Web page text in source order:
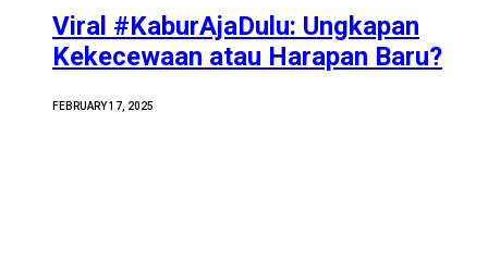
Viral #KaburAjaDulu: Ungkapan
Kekecewaan atau Harapan Baru?
FEBRUARY 17, 2025